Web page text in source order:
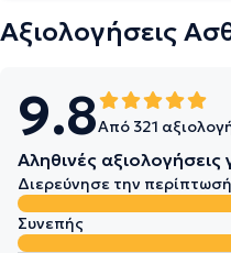
Αξιολογήσεις
9.8Από 321
Αληθινές
Συνεπής